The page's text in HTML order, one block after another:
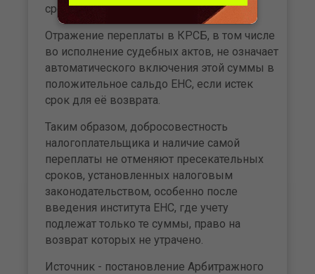
срок истек в 2022 году.
Отражение переплаты в КРСБ, в том числе
во исполнение судебных актов, не означает
автоматического включения этой суммы в
положительное сальдо ЕНС, если истек
срок для её возврата.
Таким образом, добросовестность
налогоплательщика и наличие самой
переплаты не отменяют пресекательных
сроков, установленных налоговым
законодательством, особенно после
введения института ЕНС, где учету
подлежат только те суммы, право на
возврат которых не утрачено.
Источник - постановление Арбитражного